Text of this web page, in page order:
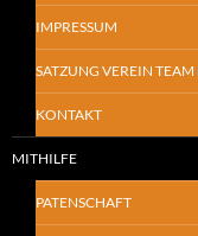
IMPRESSUM
SATZUNG VEREIN TEAM
KONTAKT
MITHILFE
PATENSCHAFT